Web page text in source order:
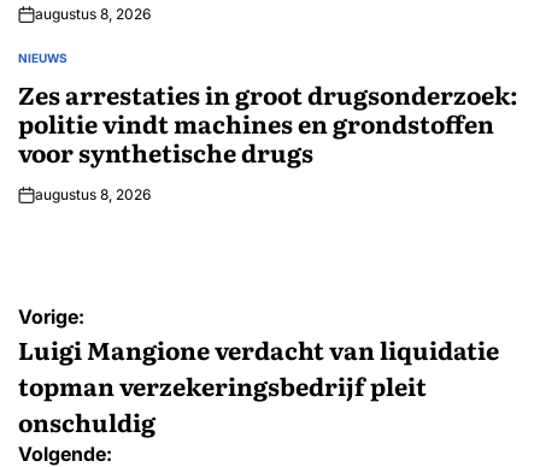
augustus 8, 2026
GEPLAATST
NIEUWS
Zes arrestaties in groot drugsonderzoek:
politie vindt machines en grondstoffen
voor synthetische drugs
augustus 8, 2026
Bericht
navigatie
Vorige:
Luigi Mangione verdacht van liquidatie
topman verzekeringsbedrijf pleit
onschuldig
Volgende: